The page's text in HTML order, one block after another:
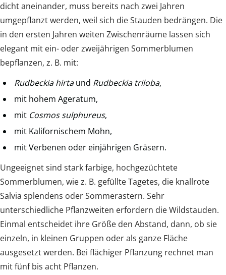
dicht aneinander, muss bereits nach zwei Jahren
umgepflanzt werden, weil sich die Stauden bedrängen. Die
in den ersten Jahren weiten Zwischenräume lassen sich
elegant mit ein- oder zweijährigen Sommerblumen
bepflanzen, z. B. mit:
Rudbeckia hirtaund Rudbeckia triloba,
mit hohem Ageratum,
mit Cosmos sulphureus,
mit Kalifornischem Mohn,
mit Verbenen oder einjährigen Gräsern.
Ungeeignet sind stark farbige, hochgezüchtete
Sommerblumen, wie z. B. gefüllte Tagetes, die knallrote
Salvia splendens oder Sommerastern. Sehr
unterschiedliche Pflanzweiten erfordern die Wildstauden.
Einmal entscheidet ihre Größe den Abstand, dann, ob sie
einzeln, in kleinen Gruppen oder als ganze Fläche
ausgesetzt werden. Bei flächiger Pflanzung rechnet man
mit fünf bis acht Pflanzen.